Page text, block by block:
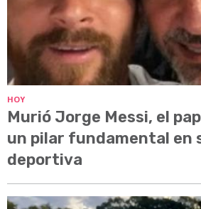
HOY
Murió Jorge Messi, el
un pilar fundamental en
deportiva